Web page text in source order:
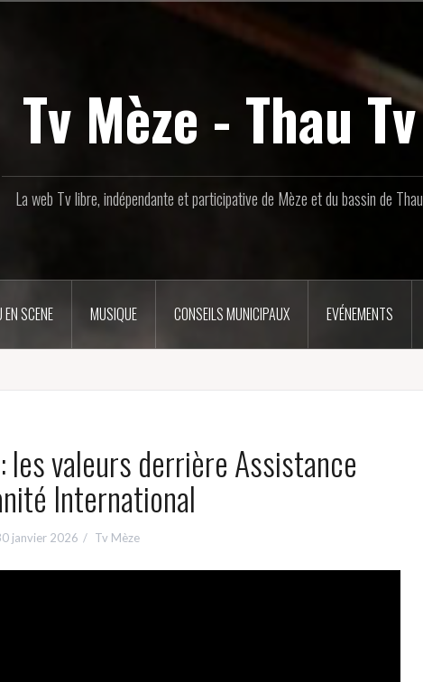
Tv Mèze - Thau Tv
La web Tv libre, indépendante et participative de Mèze et du bassin de Thau
SCENE MUSIQUE CONSEILS MUNICIPAUX EVÉNEMENTS
les valeurs derrière Assistance
International
janvier 2026 Tv Mèze